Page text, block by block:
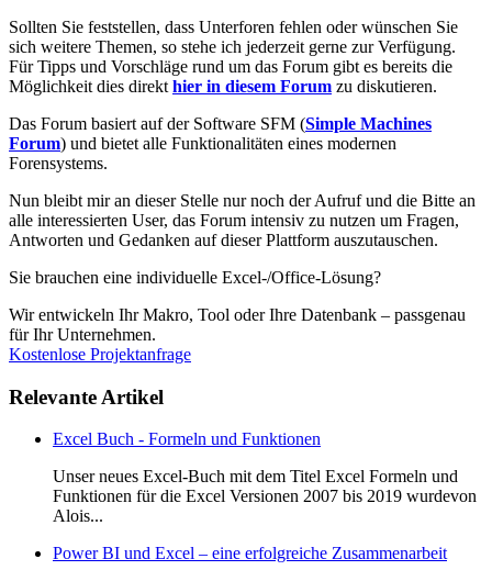
Sollten Sie feststellen, dass Unterforen fehlen oder wünschen Sie
sich weitere Themen, so stehe ich jederzeit gerne zur Verfügung.
Für Tipps und Vorschläge rund um das Forum gibt es bereits die
Möglichkeit dies direkt hier in diesem Forum zu diskutieren.
Das Forum basiert auf der Software SFM (Simple Machines
Forum) und bietet alle Funktionalitäten eines modernen
Forensystems.
Nun bleibt mir an dieser Stelle nur noch der Aufruf und die Bitte an
alle interessierten User, das Forum intensiv zu nutzen um Fragen,
Antworten und Gedanken auf dieser Plattform auszutauschen.
Sie brauchen eine individuelle Excel-/Office-Lösung?
Wir entwickeln Ihr Makro, Tool oder Ihre Datenbank – passgenau
für Ihr Unternehmen.
Kostenlose Projektanfrage
Relevante Artikel
Excel Buch - Formeln und Funktionen
Unser neues Excel-Buch mit dem Titel Excel Formeln und
Funktionen für die Excel Versionen 2007 bis 2019 wurdevon
Alois...
Power BI und Excel – eine erfolgreiche Zusammenarbeit